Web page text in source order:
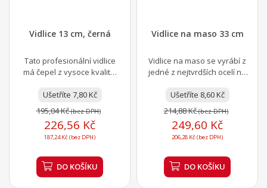
Vidlice 13 cm, černá
Tato profesionální vidlice
má čepel z vysoce kvalitní
rukojeť z...
Ušetříte 7,80 Kč
195,04 Kč(bez DPH)
226,56 Kč
187,24 Kč (bez DPH)
DO KOŠÍKU
Vidlice na maso 33 cm
Vidlice na maso se vyrábí z
jedné z nejtvrdších ocelí na
vydrží spoustu...
Ušetříte 8,60 Kč
214,88 Kč(bez DPH)
249,60 Kč
206,28 Kč (bez DPH)
DO KOŠÍKU